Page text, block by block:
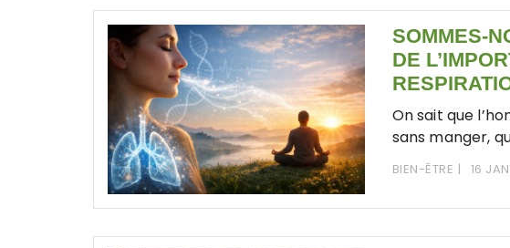
SOMMES-
DE
On sait que
sans manger,
BIEN-ÊTRE 16